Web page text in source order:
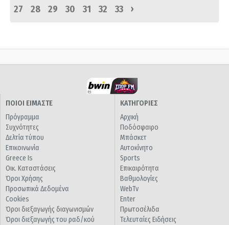
27
28 29 30 31 32 33 ›
ΠΟΙΟΙ ΕΙΜΑΣΤΕ
Πρόγραμμα
Συχνότητες
Δελτία τύπου
Επικοινωνία
Greece Is
Οικ. Καταστάσεις
Όροι Χρήσης
Προσωπικά Δεδομένα
Cookies
Όροι διεξαγωγής διαγωνισμών
Όροι διεξαγωγής του ραδ/κού
ΚΑΤΗΓΟΡΙΕΣ
Αρχική
Ποδόσφαιρο
Μπάσκετ
Αυτοκίνητο
Sports
Επικαιρότητα
Βαθμολογίες
WebTv
Enter
Πρωτοσέλιδα
Τελευταίες Ειδήσεις